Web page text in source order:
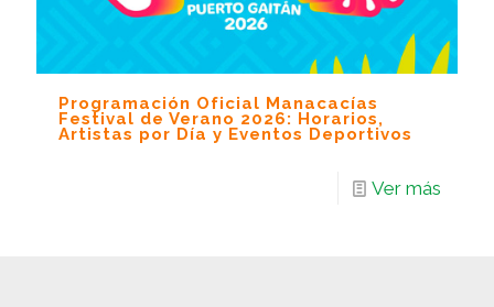
Programación Oficial Manacacías
Festival de Verano 2026: Horarios,
Artistas por Día y Eventos Deportivos
Ver más